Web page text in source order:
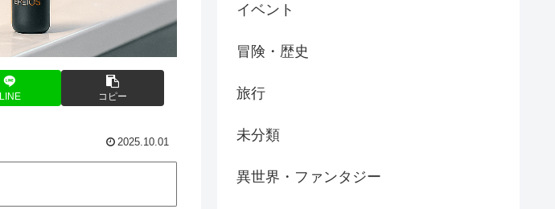
LINE コピー
2025.10.01
イベント
冒険・歴史
旅行
未分類
異世界・ファンタジー